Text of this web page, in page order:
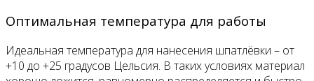
Оптимальная температура для работы
Идеальная температура для нанесения шпатлёвки – от
+10 до +25 градусов Цельсия. В таких условиях материал